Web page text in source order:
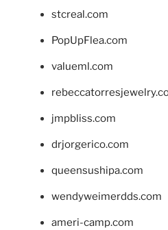
stcreal.com
PopUpFlea.com
valueml.com
jmpbliss.com
drjorgerico.com
queensushipa.com
wendyweimerdds.com
ameri-camp.com